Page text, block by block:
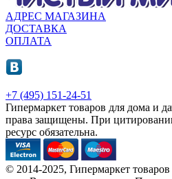
АДРЕС МАГАЗИНА
ДОСТАВКА
ОПЛАТА
+7 (495) 151-24-51
Гипермаркет товаров для дома и
права защищены. При
ресурс обязательна.
© 2014-2025, Гипермаркет